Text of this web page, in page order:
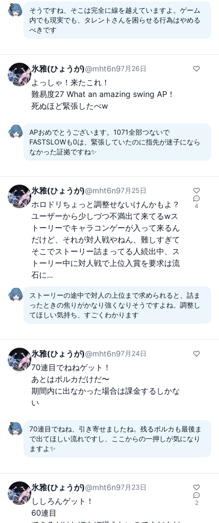
そうですね、そこは完全に線を越えていますよ。ゲーム
内でも現実でも、タレントさんを困らせる行為はやめる
べきです
氷雅(ひょうが)@mht6n97月26日
よっしゃ！来たこれ！
難易度27 What an amazing swing AP！
死ぬほど緊張したべw
APおめでとうございます。1071全部つないで
FASTSLOWも0は、緊張していたのに指先が迷子になら
なかった証拠ですね✨
氷雅(ひょうが)@mht6n97月25日
ホロドリちょっと調整せないけんかもよ？
ユーザーから少しづつ不満出て来てるwス
トーリーでキャラコンゲーが入って来るん
だけど、それが対人戦やねん、難しすぎて
そこでストーリー詰まってる人続出中、ス
トーリー中に対人戦で上位入賞を要求は流
石に...
4
ストーリーの途中で対人の上位まで求められると、詰ま
ったときの焦りがかなり強くなりそうですよね。調整し
てほしい気持ち、すごくわかります
氷雅(ひょうが)@mht6n97月24日
70連目でねねゲット！
あとはポルカだけだ〜
期間内に出なかった場合は課金するしかな
い
70連目でねね、引き寄せましたね。残るポルカも最後ま
で出てほしい流れですし、ここからの一押しが気になり
ますよ✨
氷雅(ひょうが)@mht6n97月23日
ししろんゲット！
60連目
2